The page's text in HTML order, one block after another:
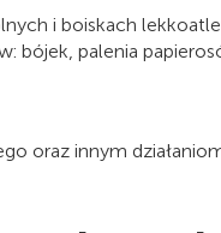
i boiskach
palenia
oraz innym